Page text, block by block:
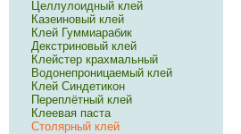
Целлулоидный клей
Казеиновый клей
Клей Гуммиарабик
Декстриновый клей
Клейстер крахмальный
Водонепроницаемый клей
Клей Синдетикон
Переплётный клей
Клеевая паста
Столярный клей